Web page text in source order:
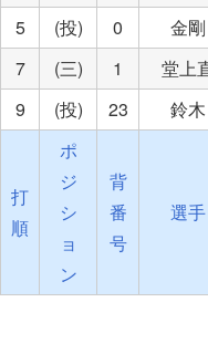
5
(投) 0 金剛
7
(三) 1 堂上
9
(投) 23 鈴木
打
順
ポ
ジ
シ
ョ
ン
背
番
号
選手